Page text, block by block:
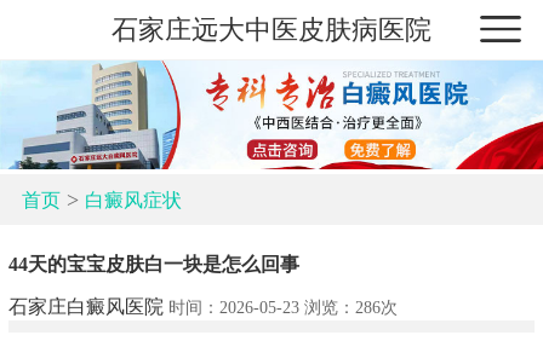
石家庄远大中医皮肤病医院
首页> 白癜风症状
44天的宝宝皮肤白一块是怎么回事
石家庄白癜风医院 时间：2026-05-23 浏览： 286次